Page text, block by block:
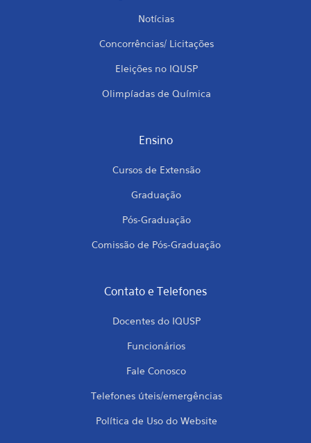
Notícias
Concorrências/ Licitações
Eleições no IQUSP
Olimpíadas de Química
Ensino
Cursos de Extensão
Graduação
Pós-Graduação
Comissão de Pós-Graduação
Contato e Telefones
Docentes do IQUSP
Funcionários
Fale Conosco
Telefones úteis/emergências
Política de Uso do Website